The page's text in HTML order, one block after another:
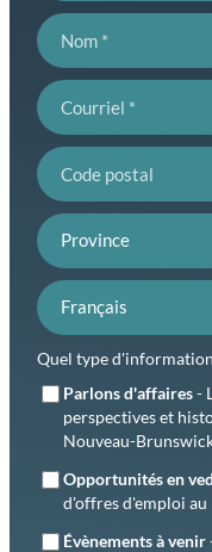
Nom
Courriel
Code postal
Province
Préférence de langue
Quel type
Parlons d'affaires-
perspectives et
Nouveau-
Opportunités en
d'offres d'emploi
Évènements à venir